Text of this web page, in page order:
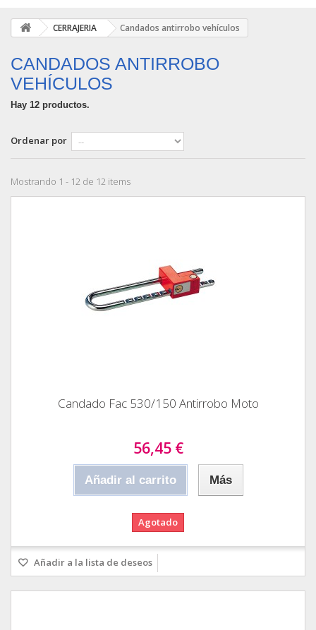
CERRAJERIA Candados antirrobo vehículos
CANDADOS ANTIRROBO
VEHÍCULOS
Hay 12 productos.
Ordenar por
Mostrando 1 - 12 de 12 items
Candado Fac 530/150 Antirrobo Moto
56,45 €
Añadir al carrito Más
Agotado
Añadir a la lista de deseos